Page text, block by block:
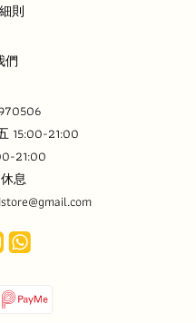
則
們
15:00-21:00
21:00
息